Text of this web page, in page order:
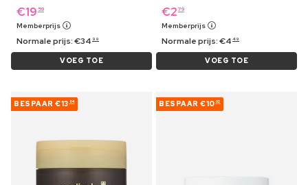
€19 59
Memberprijs
Normale prijs:€34 99
VOEG TOE
€2 79
Memberprijs
Normale prijs:€4 49
VOEG TOE
BESPAAR €13 84 BESPAAR €10 02